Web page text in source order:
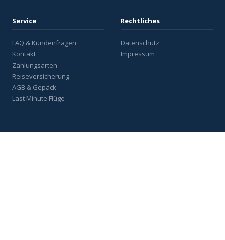
Service
FAQ & Kundenfragen
Kontakt
Zahlungsarten
Reiseversicherung
AGB & Gepäck
Last Minute Flüge
Rechtliches
Datenschutz
Impressum